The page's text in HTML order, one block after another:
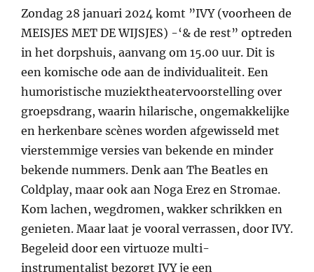
Zondag 28 januari 2024 komt ”IVY (voorheen de
MEISJES MET DE WIJSJES) -‘& de rest” optreden
in het dorpshuis, aanvang om 15.00 uur. Dit is
een komische ode aan de individualiteit. Een
humoristische muziektheatervoorstelling over
groepsdrang, waarin hilarische, ongemakkelijke
en herkenbare scènes worden afgewisseld met
vierstemmige versies van bekende en minder
bekende nummers. Denk aan The Beatles en
Coldplay, maar ook aan Noga Erez en Stromae.
Kom lachen, wegdromen, wakker schrikken en
genieten. Maar laat je vooral verrassen, door IVY.
Begeleid door een virtuoze multi-
instrumentalist bezorgt IVY je een